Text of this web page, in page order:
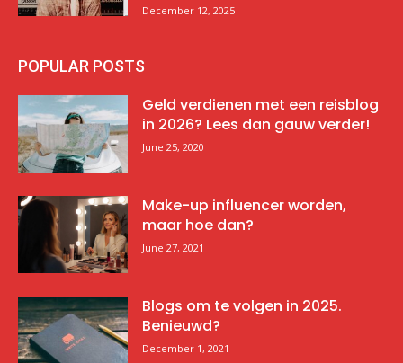
December 12, 2025
POPULAR POSTS
Geld verdienen met een reisblog
in 2026? Lees dan gauw verder!
June 25, 2020
Make-up influencer worden,
maar hoe dan?
June 27, 2021
Blogs om te volgen in 2025.
Benieuwd?
December 1, 2021